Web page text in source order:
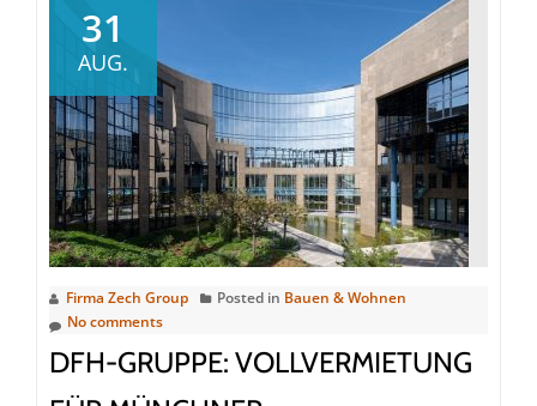
erwirbt
Gruppe
31
AUG.
Firma Zech Group Posted in Bauen & Wohnen
No comments
DFH-GRUPPE: VOLLVERMIETUNG